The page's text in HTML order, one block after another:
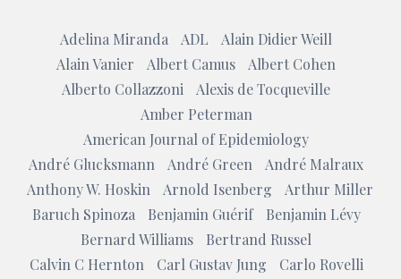
Adelina Miranda ADL
Alain Didier Weill
Alain Vanier
Albert Camus
Albert Cohen
Alberto Collazzoni
Alexis de Tocqueville
Amber Peterman
American Journal of Epidemiology
André Glucksmann
André Green
André Malraux
Anthony W. Hoskin
Arnold Isenberg
Arthur Miller
Baruch Spinoza
Benjamin Guérif
Benjamin Lévy
Bernard Williams
Bertrand Russel
Calvin C Hernton
Carl Gustav Jung
Carlo Rovelli